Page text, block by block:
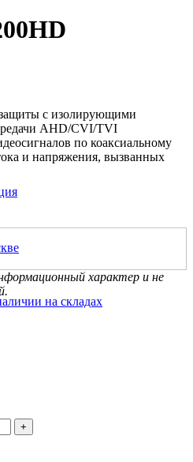
с изолирующими
AHD/CVI/TVI
по коаксиальному
и напряжения, вызванных
молний, высоковольтными
коммутации, попаданием
линии и т.п. Подавление
полная блокировка
защита: по
от 90В. Синфазная
токовую «земляную» петлю /
/ по напряжению от 90В. Не
HD / FullHD / UltraHD
разрешение 3840×2160 пикс.
- 1U); Входы - BNCx16.
C
на складах
характер и не
+